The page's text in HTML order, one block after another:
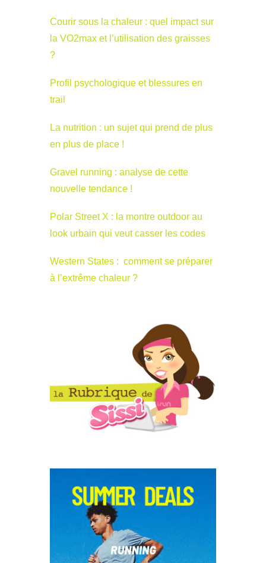
Courir sous la chaleur : quel impact sur
la VO2max et l’utilisation des graisses
?
Profil psychologique et blessures en
trail
La nutrition : un sujet qui prend de plus
en plus de place !
Gravel running : analyse de cette
nouvelle tendance !
Polar Street X : la montre outdoor au
look urbain qui veut casser les codes
Western States : comment se préparer
à l’extrême chaleur ?